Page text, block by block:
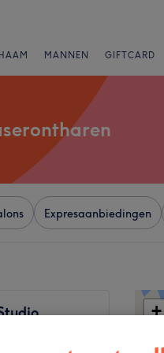
MANNEN GIFTCARD
Expresaanbiedingen
+